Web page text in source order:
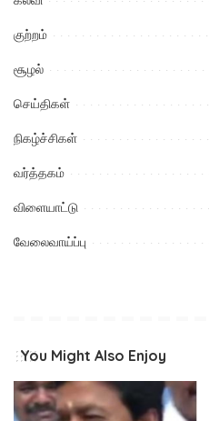
குற்றம்
சூழல்
செய்திகள்
நிகழ்ச்சிகள்
வர்த்தகம்
விளையாட்டு
வேலைவாய்ப்பு
You Might Also Enjoy